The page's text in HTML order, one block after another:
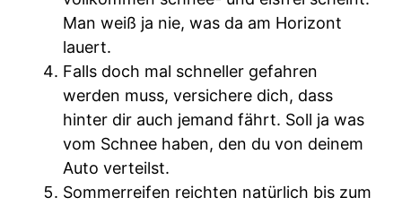
Man weiß ja nie, was da am Horizont
lauert.
Falls doch mal schneller gefahren
werden muss, versichere dich, dass
hinter dir auch jemand fährt. Soll ja was
vom Schnee haben, den du von deinem
Auto verteilst.
Sommerreifen reichten natürlich bis zum